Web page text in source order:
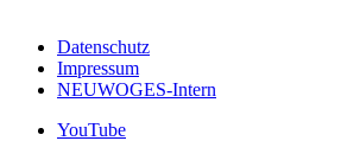
Datenschutz
Impressum
NEUWOGES-Intern
YouTube